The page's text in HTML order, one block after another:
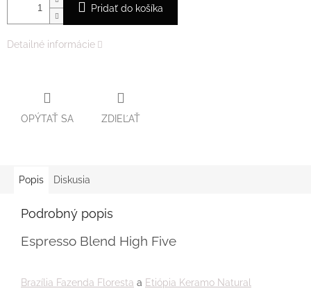
Pridať do košíka
Detailné informácie
OPÝTAŤ SA ZDIEĽAŤ
Popis Diskusia
Podrobný popis
Espresso Blend High Five
Brazília Fazenda Floresta a Etiópia Keramo Natural